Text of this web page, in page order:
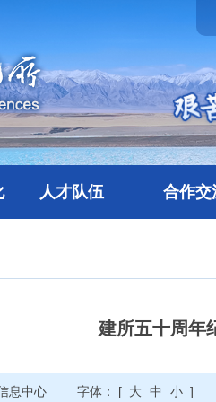
人才队伍 合作交
建所五十周年
息中心 字体： [ 大 中 小 ]